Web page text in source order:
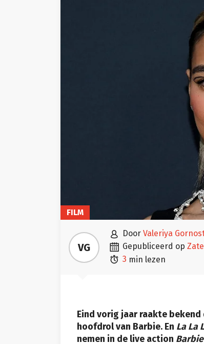
FILM
VG
 door Valeriya
 gepubliceerd op
 3 min lezen
Eind vorig jaar raakte
hoofdrol van Barbie. En La La
nemen in de live action Barbie